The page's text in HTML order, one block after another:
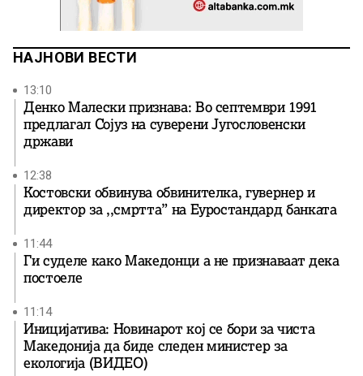
НАЈНОВИ ВЕСТИ
13:10
Денко Малески признава: Во септември 1991
предлагал Сојуз на суверени Југословенски
држави
12:38
Костовски обвинува обвинителка, гувернер и
директор за ,,смртта” на Еуростандард банката
11:44
Ги суделе како Македонци а не признаваат дека
постоеле
11:14
Иницијатива: Новинарот кој се бори за чиста
Македонија да биде следен министер за
екологија (ВИДЕО)